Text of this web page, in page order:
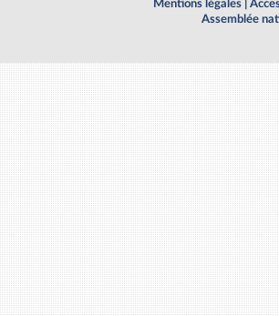
Mentions légales
Assemblée